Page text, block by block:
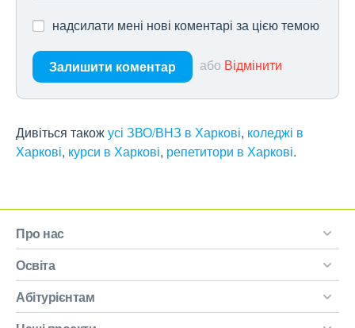
надсилати мені нові коментарі за цією темою
Залишити коментар або Відмінити
Дивіться такожусі ЗВО/ВНЗ в Харкові, коледжі в
Харкові, курси в Харкові, репетитори в Харкові.
Про нас
Освіта
Абітурієнтам